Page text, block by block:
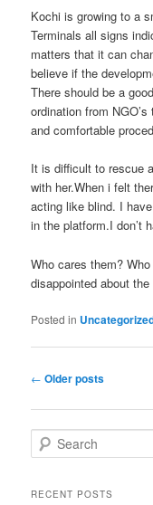
Kochi is growing to a
Terminals all signs
matters that it can
believe if the
There should be a
ordination from
and comfortable
It is difficult to rescue
with her.When i felt
acting like blind. I
in the platform.I don’t
Who cares them?
disappointed about
Posted in
Post navigation
← Older posts
Search
RECENT POSTS